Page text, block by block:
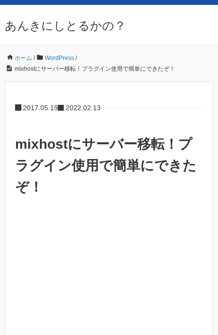
あんきにしとるかの？
ホーム / WordPress /
mixhostにサーバー移転！プラグイン使用で簡単にできたぞ！
2017.05.19 2022.02.13
mixhostにサーバー移転！プ
ラグイン使用で簡単にできた
ぞ！